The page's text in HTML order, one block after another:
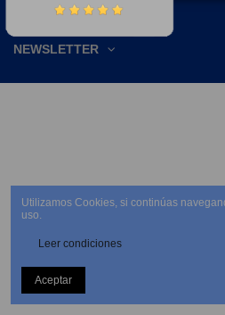
NEWSLETTER
Utilizamos Cookies, si continúas
uso.
Leer condiciones
Aceptar